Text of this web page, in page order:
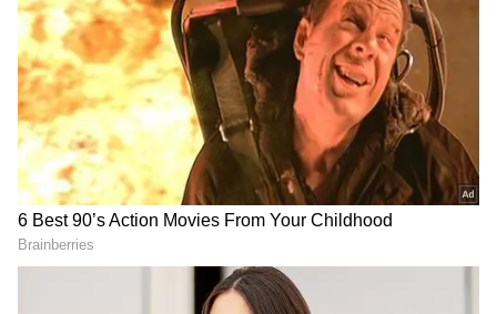
వందేళ్ల క్రితం అమీర్‌పేట ఎలా
ఉండేదో తెలుసా? ఇంత‌కీ
ప్రాంతానికి పేరు ఎలా వ‌చ్చిందంటే
తెలంగాణ మాల్దీవులు:
హైదరాబాద్‌కు దగ్గర్లోనే.. ఈ హిడెన్
ఐలాండ్ చూస్తే దిమ్మ తిరిగిపోద్ది !
LATEST VIDEOS